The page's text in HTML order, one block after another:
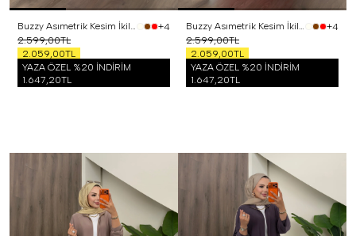
Buzzy Asımetrik Kesim İkili Takım Pembe
+4
2.599,00TL
2.059,00TL
YAZA ÖZEL %20 İNDİRİM
1.647,20TL
Buzzy Asımetrik Kesim İkili Takım Kırmızı
+4
2.599,00TL
2.059,00TL
YAZA ÖZEL %20 İNDİRİM
1.647,20TL